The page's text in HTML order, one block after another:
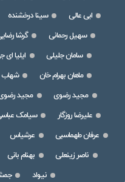
ابی عالی
سینا درخشنده
سهیل رحمانی
گرشا
سامان جلیلی
ایلیا ای
ماهان بهرام خان
شهاب
مجید رضوی
مجید
علیرضا روزگار
سیامک
عرفان طهماسبی
عرشیاس
ناصر زینعلی
بهنام بانی
نیواد